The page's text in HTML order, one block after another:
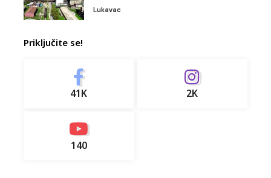
Lukavac
Priključite se!
41K 2K
140